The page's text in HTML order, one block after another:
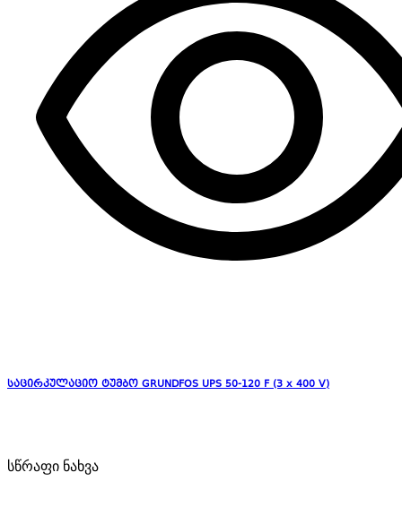
საცირკულაციო ტუმბო GRUNDFOS UPS 50-120 F (3 x 400 V)
სწრაფი ნახვა